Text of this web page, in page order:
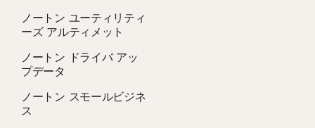
ノートン ユーティリティ
ーズ アルティメット
ノートン ドライバ アッ
プデータ
ノートン スモールビジネ
ス